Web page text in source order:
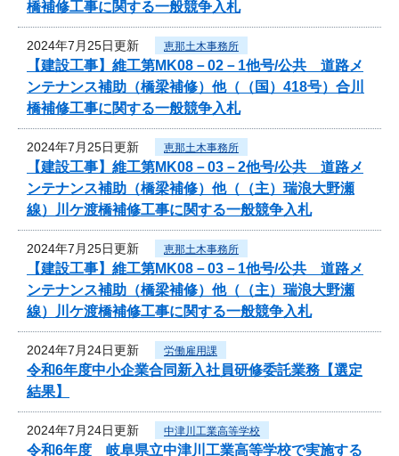
橋補修工事に関する一般競争入札
2024年7月25日更新 恵那土木事務所
【建設工事】維工第MK08－02－1他号/公共 道路メ
ンテナンス補助（橋梁補修）他（（国）418号）合川
橋補修工事に関する一般競争入札
2024年7月25日更新 恵那土木事務所
【建設工事】維工第MK08－03－2他号/公共 道路メ
ンテナンス補助（橋梁補修）他（（主）瑞浪大野瀬
線）川ケ渡橋補修工事に関する一般競争入札
2024年7月25日更新 恵那土木事務所
【建設工事】維工第MK08－03－1他号/公共 道路メ
ンテナンス補助（橋梁補修）他（（主）瑞浪大野瀬
線）川ケ渡橋補修工事に関する一般競争入札
2024年7月24日更新 労働雇用課
令和6年度中小企業合同新入社員研修委託業務【選定
結果】
2024年7月24日更新 中津川工業高等学校
令和6年度 岐阜県立中津川工業高等学校で実施する